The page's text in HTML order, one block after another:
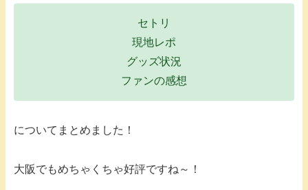
セトリ
現地レポ
グッズ状況
ファンの感想
についてまとめました！
大阪でもめちゃくちゃ好評ですね～！